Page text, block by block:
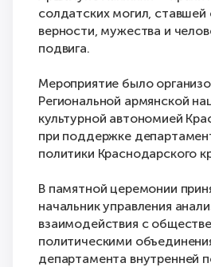
солдатских могил,
верности, мужества и
подвига.
Мероприятие было
Региональной армянской
культурной автономией
при поддержке
политики Краснодарского
В памятной церемонии
начальник управления
взаимодействия с
политическими
департамента внутренней